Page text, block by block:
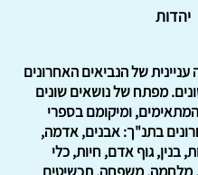
יהדות
עניינית של הנביאים האחרונים
מפתח של נושאים שונים
ומיקומם בספרי
בתנ"ך: אבנים, אדמה,
בנין, גוף אדם, חיות, כלי